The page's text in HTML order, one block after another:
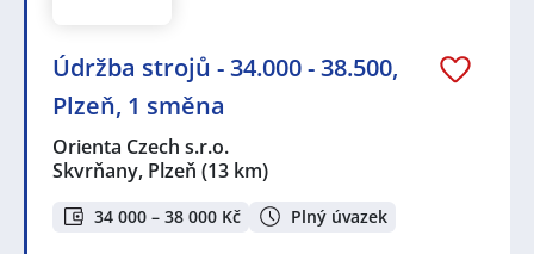
Údržba strojů - 34.000 - 38.500,
Plzeň, 1 směna
Orienta Czech s.r.o.
Skvrňany, Plzeň (13 km)
34 000 – 38 000 Kč Plný úvazek